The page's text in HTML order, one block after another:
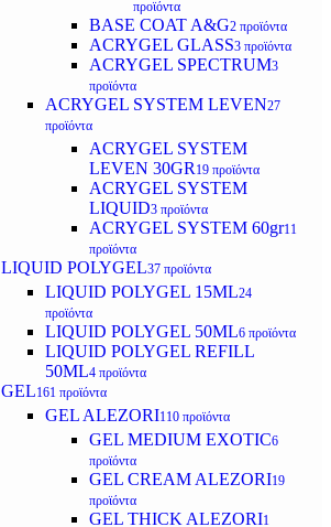
προϊόντα
BASE COAT A&G2 προϊόντα
ACRYGEL GLASS3 προϊόντα
ACRYGEL SPECTRUM3
προϊόντα
ACRYGEL SYSTEM LEVEN27
προϊόντα
ACRYGEL SYSTEM
LEVEN 30GR 19 προϊόντα
ACRYGEL SYSTEM
LIQUID3 προϊόντα
ACRYGEL SYSTEM 60gr11
προϊόντα
LIQUID POLYGEL37 προϊόντα
LIQUID POLYGEL 15ML24
προϊόντα
LIQUID POLYGEL 50ML6 προϊόντα
LIQUID POLYGEL REFILL
50ML4 προϊόντα
GEL161 προϊόντα
GEL ALEZORI110 προϊόντα
GEL MEDIUM EXOTIC6
προϊόντα
GEL CREAM ALEZORI19
προϊόντα
GEL THICK ALEZORI1